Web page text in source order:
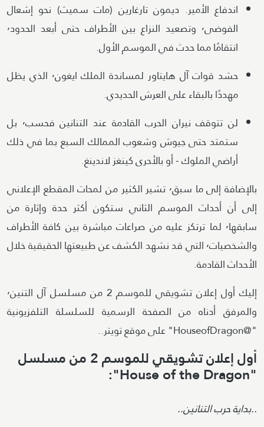
اندفاع الأمير. ديمون تارغارين (مات سميث) نحو إشعال
الفوضى٬ وتصعيد النزاع بين الأطراف حتى أبعد الحدود٬
انتقامًا مما حدث في الموسم الأول.
حشد قوات آل هايتاور لمساندة الملك ايغون٬ الذي يظل
مهددًا بالبقاء على العرش الحديدي.
لن تتوقف نيران الحرب القادمة عند التنانين فحسب٬ بل
ستمتد حتى جيوش وشعوب الممالك السبع بما في ذلك
أراضي الملوك - أو بالأحرى كينغز لاندينغ.
بالإضافة إلى ما سبق٬ تشير الكثير من لمحات المقطع الإعلاني
إلى أن أحداث الموسم الثاني ستكون أكثر حدة وإثارة من
سابقها٬ لما ترتكز عليه من صراعات مباشرة بين كافة الأطراف
والشخصيات٬ التي قد نشهد الكشف عن طبيعتها الحقيقية خلال
الأحداث القادمة.
إليك أول إعلان تشويقي للموسم 2 من مسلسل آل التنين٬
والمرفق أدناه من الصفحة الرسمية للسلسلة التلفزيونية
"@HouseofDragon" على موقع تويتر..
أول إعلان تشويقي للموسم 2 من مسلسل
"House of the Dragon":
..بداية حرب التنانين..